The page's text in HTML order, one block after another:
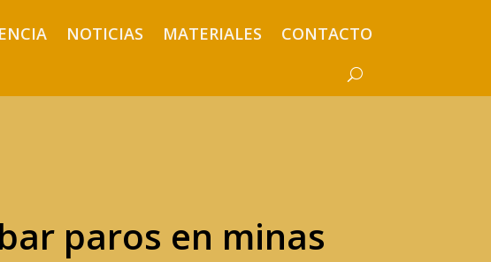
NOTICIAS MATERIALES CONTACTO
paros en minas